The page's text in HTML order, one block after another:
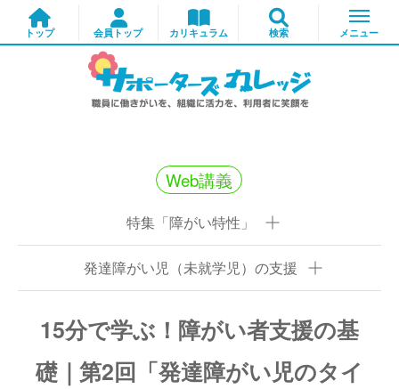
Web講義
特集「障がい特性」
発達障がい児（未就学児）の支援
15分で学ぶ！障がい者支援の基
礎｜第2回「発達障がい児のタイ